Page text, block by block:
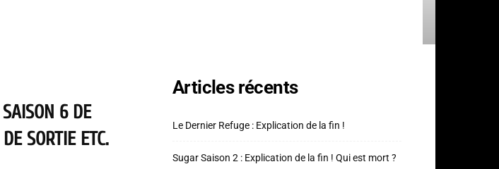
6 DE
SORTIE ETC.
Articles récents
Le Dernier Refuge : Explication de la fin !
Sugar Saison 2 : Explication de la fin ! Qui est mort ?